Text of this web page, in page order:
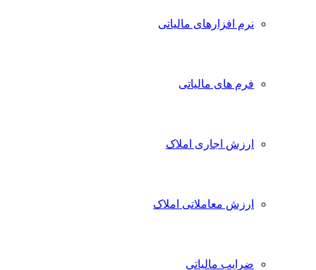
نرم افزارهای مالیاتی
فرم های مالیاتی
ارزش اجاری املاک
ارزش معاملاتی املاک
ضرایب مالیاتی